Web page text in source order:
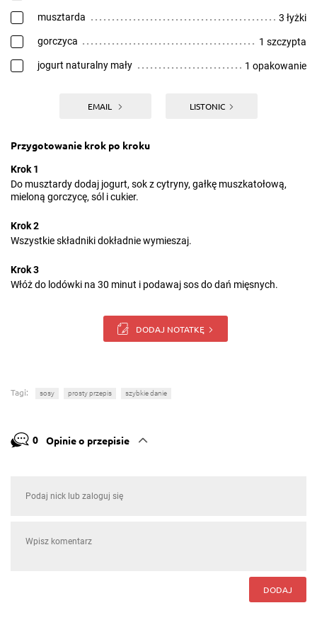
musztarda 3 łyżki
gorczyca 1 szczypta
jogurt naturalny mały 1 opakowanie
EMAIL LISTONIC
Przygotowanie krok po kroku
Krok 1
Do musztardy dodaj jogurt, sok z cytryny, gałkę muszkatołową,
mieloną gorczycę, sól i cukier.
Krok 2
Wszystkie składniki dokładnie wymieszaj.
Krok 3
Włóż do lodówki na 30 minut i podawaj sos do dań mięsnych.
DODAJ NOTATKĘ
Tagi: sosy prosty przepis szybkie danie
0 Opinie o przepisie
DODAJ